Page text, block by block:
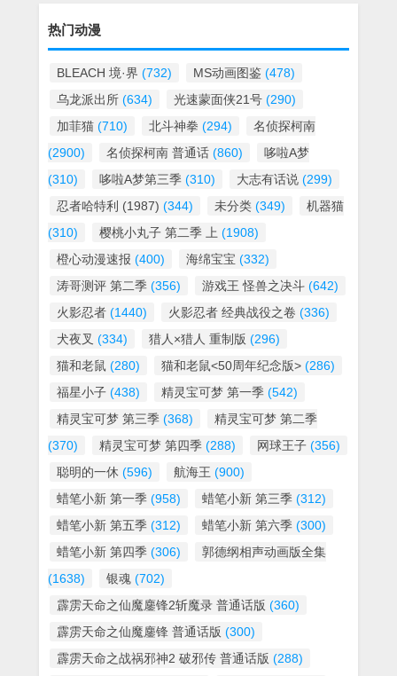
热门动漫
BLEACH 境·界 (732) MS动画图鉴 (478)
乌龙派出所 (634) 光速蒙面侠21号 (290)
加菲猫 (710) 北斗神拳 (294)
名侦探柯南
(2900)
名侦探柯南 普通话 (860)
哆啦A梦
(310)
哆啦A梦第三季 (310) 大志有话说 (299)
忍者哈特利 (1987) (344) 未分类 (349)
机器猫
(310)
樱桃小丸子 第二季 上 (1908)
橙心动漫速报 (400) 海绵宝宝 (332)
涛哥测评 第二季 (356) 游戏王 怪兽之决斗 (642)
火影忍者 (1440) 火影忍者 经典战役之卷 (336)
犬夜叉 (334) 猎人×猎人 重制版 (296)
猫和老鼠 (280) 猫和老鼠<50周年纪念版> (286)
福星小子 (438) 精灵宝可梦 第一季 (542)
精灵宝可梦 第三季 (368)
精灵宝可梦 第二季
(370)
精灵宝可梦 第四季 (288) 网球王子 (356)
聪明的一休 (596) 航海王 (900)
蜡笔小新 第一季 (958) 蜡笔小新 第三季 (312)
蜡笔小新 第五季 (312) 蜡笔小新 第六季 (300)
蜡笔小新 第四季 (306)
郭德纲相声动画版全集
(1638)
银魂 (702)
霹雳天命之仙魔鏖锋2斩魔录 普通话版 (360)
霹雳天命之仙魔鏖锋 普通话版 (300)
霹雳天命之战祸邪神2 破邪传 普通话版 (288)